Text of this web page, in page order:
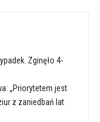
Zginęło 4-
„Priorytetem jest
z zaniedbań lat